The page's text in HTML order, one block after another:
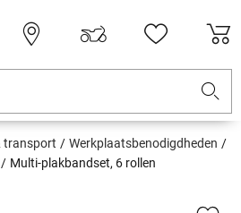
transport
Werkplaatsbenodigdheden
Multi-plakbandset, 6 rollen